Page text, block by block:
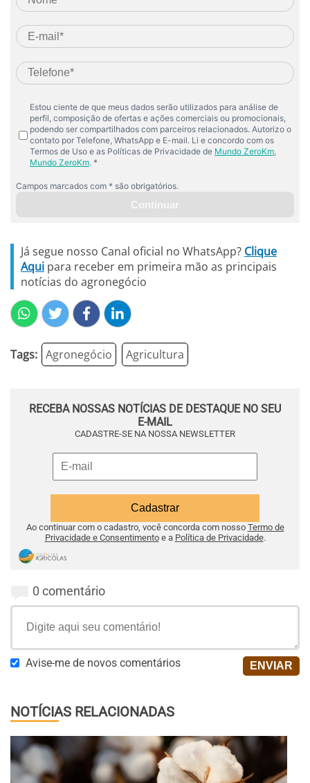
Já segue nosso Canal oficial no WhatsApp? Clique
Aqui para receber em primeira mão as principais
notícias do agronegócio
Tags: Agronegócio Agricultura
RECEBA NOSSAS NOTÍCIAS DE DESTAQUE NO SEU
E-MAIL
CADASTRE-SE NA NOSSA NEWSLETTER
Ao continuar com o cadastro, você concorda com nosso Termo de
Privacidade e Consentimentoe a Política de Privacidade.
0 comentário
Avise-me de novos comentários
NOTÍCIAS RELACIONADAS